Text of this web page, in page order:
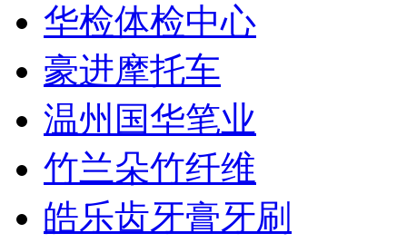
华检体检中心
豪进摩托车
温州国华笔业
竹兰朵竹纤维
皓乐齿牙膏牙刷